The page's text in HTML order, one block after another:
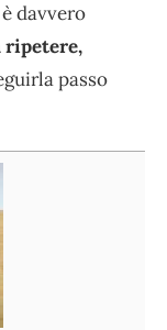
davvero
ripetere,
passo